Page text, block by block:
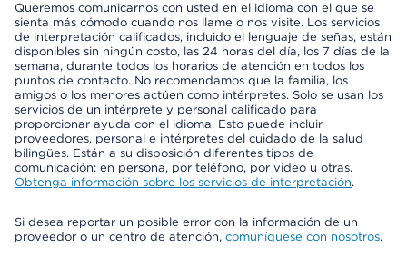
Queremos comunicarnos con usted en el idioma con el que se
sienta más cómodo cuando nos llame o nos visite. Los servicios
de interpretación calificados, incluido el lenguaje de señas, están
disponibles sin ningún costo, las 24 horas del día, los 7 días de la
semana, durante todos los horarios de atención en todos los
puntos de contacto. No recomendamos que la familia, los
amigos o los menores actúen como intérpretes. Solo se usan los
servicios de un intérprete y personal calificado para
proporcionar ayuda con el idioma. Esto puede incluir
proveedores, personal e intérpretes del cuidado de la salud
bilingües. Están a su disposición diferentes tipos de
comunicación: en persona, por teléfono, por video u otras.
Obtenga información sobre los servicios de interpretación.
Si desea reportar un posible error con la información de un
proveedor o un centro de atención, comuníquese con nosotros.